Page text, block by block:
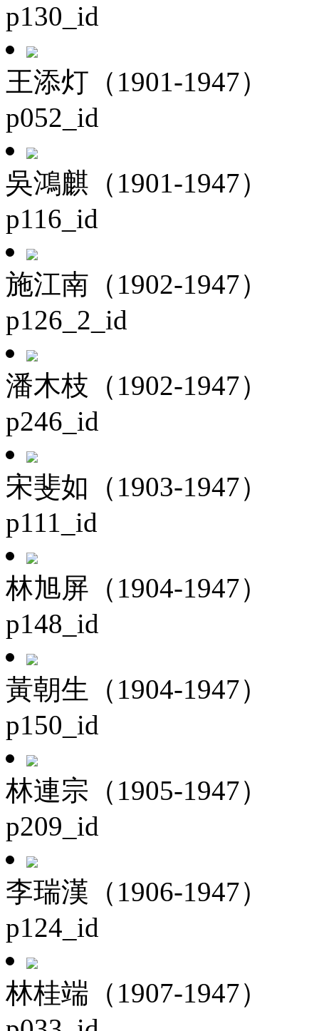
p130_id
王添灯（1901-1947）
p052_id
吳鴻麒（1901-1947）
p116_id
施江南（1902-1947）
p126_2_id
潘木枝（1902-1947）
p246_id
宋斐如（1903-1947）
p111_id
林旭屏（1904-1947）
p148_id
黃朝生（1904-1947）
p150_id
林連宗（1905-1947）
p209_id
李瑞漢（1906-1947）
p124_id
林桂端（1907-1947）